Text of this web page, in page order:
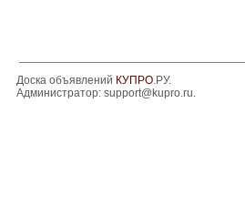
Доска объявлений КУПРО.РУ.
Администратор: support@kupro.ru.